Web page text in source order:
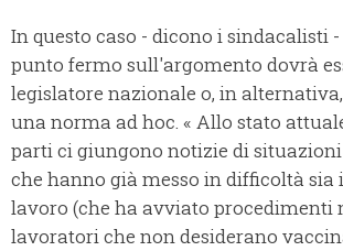
In questo caso - dicono i sindacalisti
punto fermo sull'argomento dovrà
legislatore nazionale o, in
una norma ad hoc. « Allo stato
parti ci giungono notizie di
che hanno già messo in difficoltà sia
lavoro (che ha avviato procedimenti
lavoratori che non desiderano